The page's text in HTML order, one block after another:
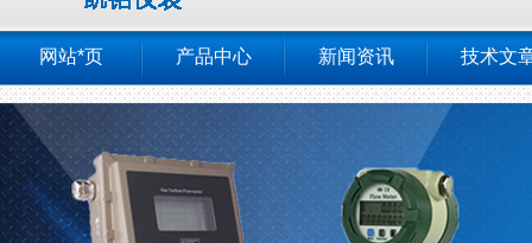
网站*页 产品中心 新闻资讯 技术文